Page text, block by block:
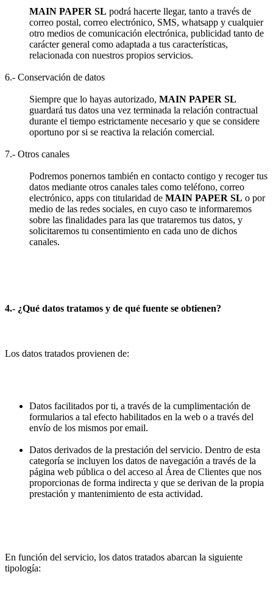
MAIN PAPER SL podrá hacerte llegar, tanto a través de
correo postal, correo electrónico, SMS, whatsapp y cualquier
otro medios de comunicación electrónica, publicidad tanto de
carácter general como adaptada a tus características,
relacionada con nuestros propios servicios.
6.- Conservación de datos
Siempre que lo hayas autorizado, MAIN PAPER SL
guardará tus datos una vez terminada la relación contractual
durante el tiempo estrictamente necesario y que se considere
oportuno por si se reactiva la relación comercial.
7.- Otros canales
Podremos ponernos también en contacto contigo y recoger tus
datos mediante otros canales tales como teléfono, correo
electrónico, apps con titularidad de MAIN PAPER SL o por
medio de las redes sociales, en cuyo caso te informaremos
sobre las finalidades para las que trataremos tus datos, y
solicitaremos tu consentimiento en cada uno de dichos
canales.
4.- ¿Qué datos tratamos y de qué fuente se obtienen?
Los datos tratados provienen de:
Datos facilitados por ti, a través de la cumplimentación de
formularios a tal efecto habilitados en la web o a través del
envío de los mismos por email.
Datos derivados de la prestación del servicio. Dentro de esta
categoría se incluyen los datos de navegación a través de la
página web pública o del acceso al Área de Clientes que nos
proporcionas de forma indirecta y que se derivan de la propia
prestación y mantenimiento de esta actividad.
En función del servicio, los datos tratados abarcan la siguiente
tipología: